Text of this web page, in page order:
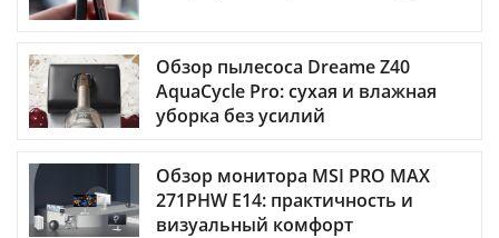
Обзор пылесоса Dreame Z40
AquaCycle Pro: сухая и влажная
уборка без усилий
Обзор монитора MSI PRO MAX
271PHW E14: практичность и
визуальный комфорт